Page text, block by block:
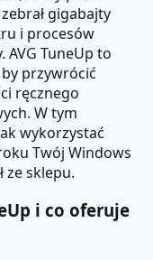
gigabajty
i procesów
TuneUp to
przywrócić
ręcznego
W tym
wykorzystać
Twój Windows
ze sklepu.
i co oferuje